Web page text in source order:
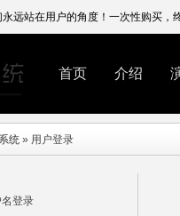
永远站在用户的角度！一次性购买
首页 介绍
统 » 用户登录
登录